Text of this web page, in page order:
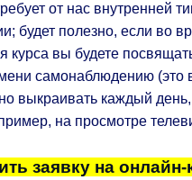
от нас внутренней
будет полезно, если во
курса вы будете
самонаблюдению (это
выкраивать каждый день,
на просмотре
заявку на онлайн-